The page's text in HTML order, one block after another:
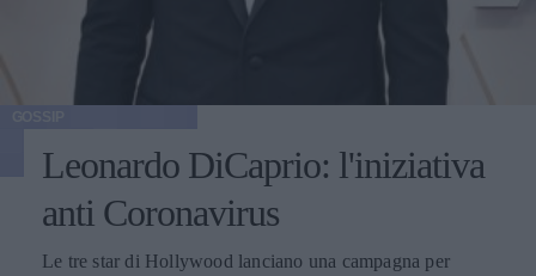
Leonardo DiCaprio: l'iniziativa
anti Coronavirus
Le tre star di Hollywood lanciano una campagna per